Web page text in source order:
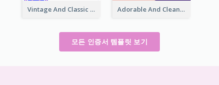
Vintage And Classic Vibrant Certificate Design Ideas Adorable And Clean Certificate Design Ideas
모든 인증서 템플릿 보기